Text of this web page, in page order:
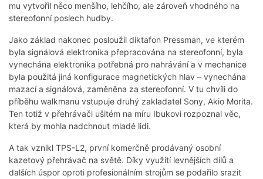
mu vytvořil něco menšího, lehčího, ale zároveň vhodného na
stereofonní poslech hudby.
Jako základ nakonec posloužil diktafon Pressman, ve kterém
byla signálová elektronika přepracována na stereofonní, byla
vynechána elektronika potřebná pro nahrávání a v mechanice
byla použitá jiná konfigurace magnetických hlav – vynechána
mazací a signálová, zaměněna za stereofonní. V tu chvíli do
příběhu walkmanu vstupuje druhý zakladatel Sony, Akio Morita.
Ten totiž v přehrávači ušitém na míru Ibukovi rozpoznal věc,
která by mohla nadchnout mladé lidi.
A tak vznikl TPS-L2, první komerčně prodávaný osobní
kazetový přehrávač na světě. Díky využití levnějších dílů a
dalších úspor oproti profesionálním strojům se podařilo srazit